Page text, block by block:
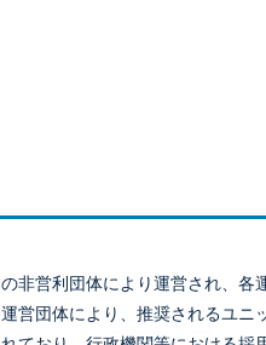
営利団体により運営され、各
団体により、推奨されるユニ